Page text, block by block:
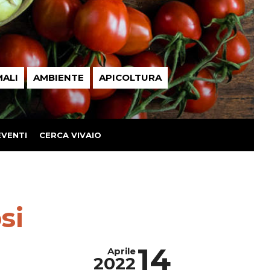
AMBIENTE APICOLTURA
CERCA VIVAIO
14
Aprile
2022